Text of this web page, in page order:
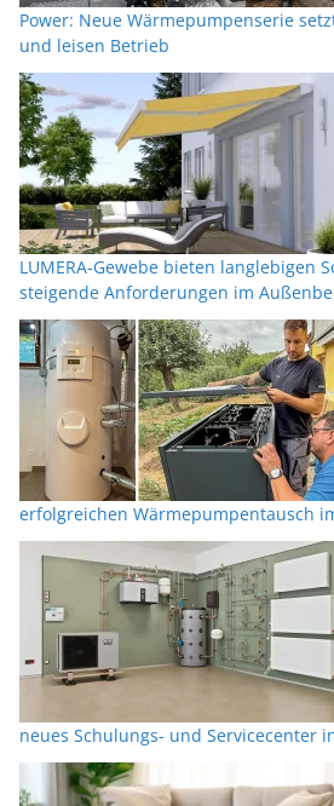
Power: Neue Wärmepumpenserie
und leisen Betrieb
LUMERA-Gewebe bieten langlebigen
steigende Anforderungen im
erfolgreichen Wärmepumpentausch
neues Schulungs- und Servicecenter